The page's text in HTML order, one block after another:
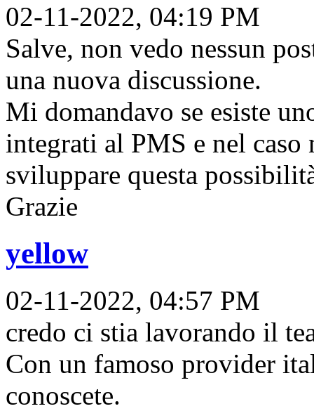
02-11-2022, 04:19 PM
Salve, non vedo nessun
una nuova discussione.
Mi domandavo se esiste
integrati al PMS e nel caso
sviluppare questa
Grazie
yellow
02-11-2022, 04:57 PM
credo ci stia lavorando il
Con un famoso provider
conoscete.